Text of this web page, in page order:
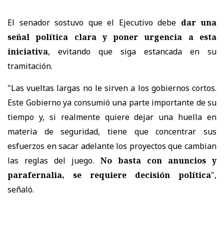
El senador sostuvo que el Ejecutivo debe dar una
señal política clara y poner urgencia a esta
iniciativa, evitando que siga estancada en su
tramitación.
"Las vueltas largas no le sirven a los gobiernos cortos.
Este Gobierno ya consumió una parte importante de su
tiempo y, si realmente quiere dejar una huella en
materia de seguridad, tiene que concentrar sus
esfuerzos en sacar adelante los proyectos que cambian
las reglas del juego. No basta con anuncios y
parafernalia, se requiere decisión política",
señaló.